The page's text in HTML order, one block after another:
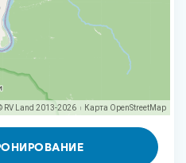
RV Land 2013-2026 | Карта OpenStreetMap